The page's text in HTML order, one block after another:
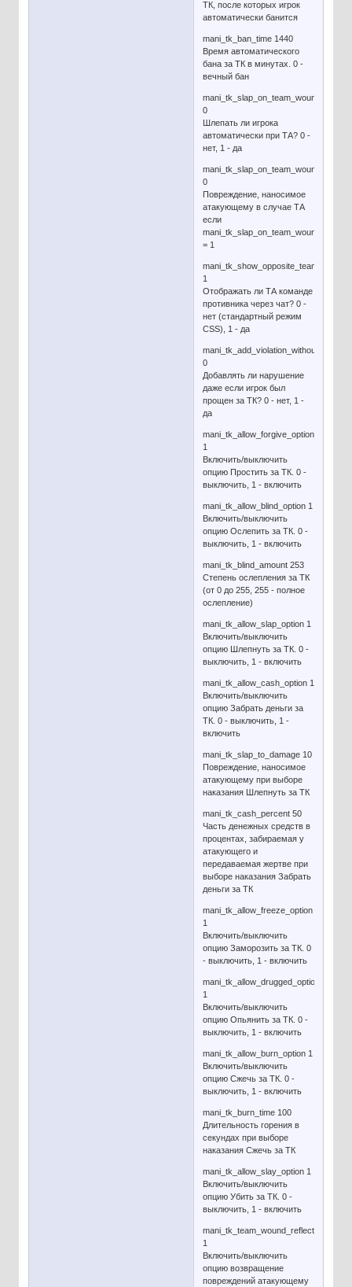
ТК, после которых игрок
автоматически банится
mani_tk_ban_time 1440
Время автоматического
бана за ТК в минутах. 0 -
вечный бан
mani_tk_slap_on_team_wound
0
Шлепать ли игрока
автоматически при ТА? 0 -
нет, 1 - да
0
Повреждение, наносимое
атакующему в случае ТА
если
mani_tk_slap_on_team_wound
= 1
mani_tk_show_opposite_team_wound
1
Отображать ли ТА команде
противника через чат? 0 -
нет (стандартный режим
CSS), 1 - да
mani_tk_add_violation_without_forgive
0
Добавлять ли нарушение
даже если игрок был
прощен за ТК? 0 - нет, 1 -
да
mani_tk_allow_forgive_option
1
Включить/выключить
опцию Простить за ТК. 0 -
выключить, 1 - включить
mani_tk_allow_blind_option 1
Включить/выключить
опцию Ослепить за ТК. 0 -
выключить, 1 - включить
mani_tk_blind_amount 253
Степень ослепления за ТК
(от 0 до 255, 255 - полное
ослепление)
mani_tk_allow_slap_option 1
Включить/выключить
опцию Шлепнуть за ТК. 0 -
выключить, 1 - включить
mani_tk_allow_cash_option 1
Включить/выключить
опцию Забрать деньги за
ТК. 0 - выключить, 1 -
включить
mani_tk_slap_to_damage 10
Повреждение, наносимое
атакующему при выборе
наказания Шлепнуть за ТК
mani_tk_cash_percent 50
Часть денежных средств в
процентах, забираемая у
атакующего и
передаваемая жертве при
выборе наказания Забрать
деньги за ТК
mani_tk_allow_freeze_option
1
Включить/выключить
опцию Заморозить за ТК. 0
- выключить, 1 - включить
mani_tk_allow_drugged_option
1
Включить/выключить
опцию Опьянить за ТК. 0 -
выключить, 1 - включить
mani_tk_allow_burn_option 1
Включить/выключить
опцию Сжечь за ТК. 0 -
выключить, 1 - включить
mani_tk_burn_time 100
Длительность горения в
секундах при выборе
наказания Сжечь за ТК
mani_tk_allow_slay_option 1
Включить/выключить
опцию Убить за ТК. 0 -
выключить, 1 - включить
mani_tk_team_wound_reflect
1
Включить/выключить
опцию возвращение
повреждений атакующему